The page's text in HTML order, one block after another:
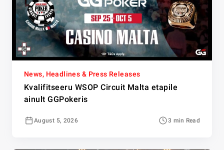
News, Headlines & Press Releases
Kvalifitseeru WSOP Circuit Malta etapile
ainult GGPokeris
August 5, 2026 3 min Read